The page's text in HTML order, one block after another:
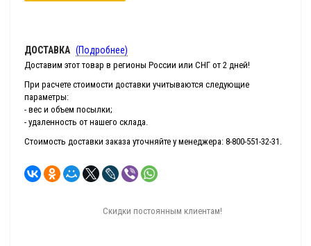
ДОСТАВКА (Подробнее)
Доставим этот товар в регионы России или СНГ от 2 дней!
При расчете стоимости доставки учитываются следующие
параметры:
- вес и объем посылки;
- удаленность от нашего склада.
Стоимость доставки заказа уточняйте у менеджера: 8-800-551-32-31.
Скидки постоянным клиентам!